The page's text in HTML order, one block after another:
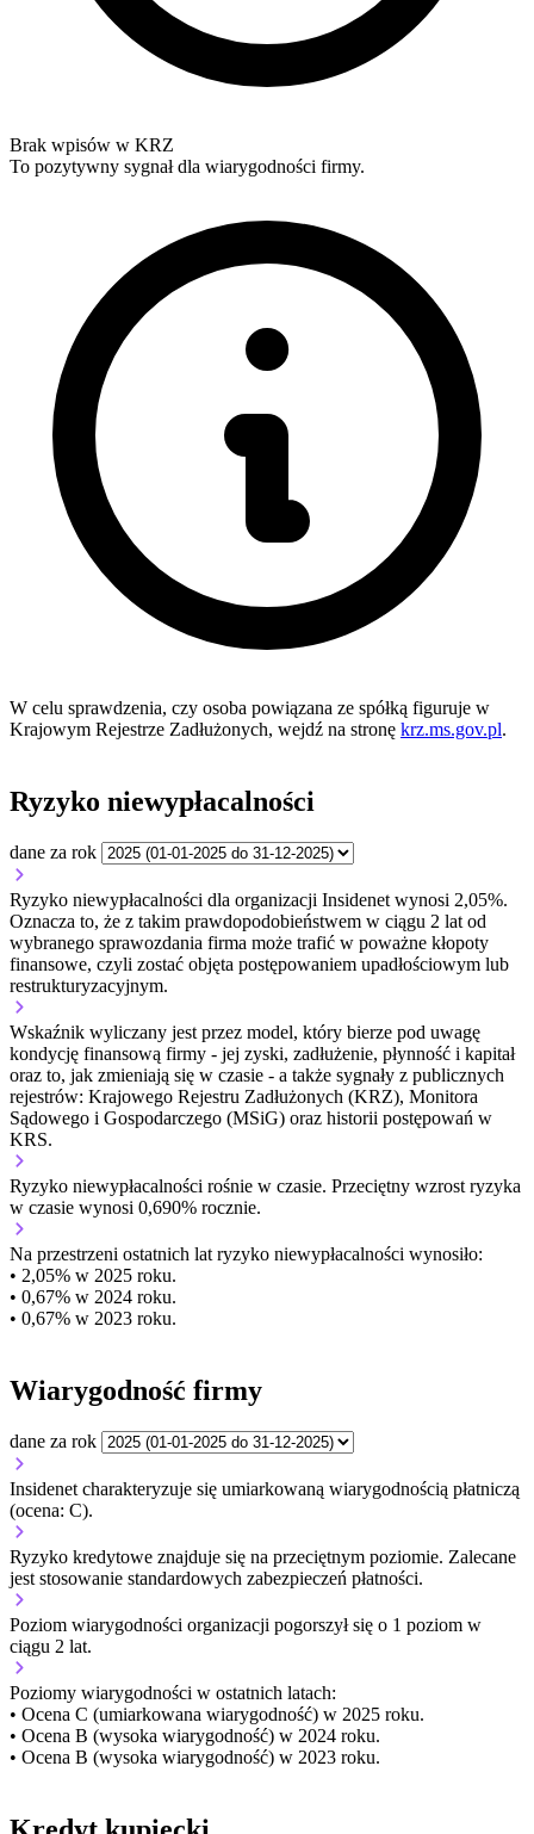
Brak wpisów w KRZ
To pozytywny sygnał dla wiarygodności firmy.
W celu sprawdzenia, czy osoba powiązana ze spółką figuruje w
Krajowym Rejestrze Zadłużonych, wejdź na stronę krz.ms.gov.pl.
Ryzyko niewypłacalności
dane za rok
Ryzyko niewypłacalności dla organizacji Insidenet wynosi 2,05%.
Oznacza to, że z takim prawdopodobieństwem w ciągu 2 lat od
wybranego sprawozdania firma może trafić w poważne kłopoty
finansowe, czyli zostać objęta postępowaniem upadłościowym lub
restrukturyzacyjnym.
Wskaźnik wyliczany jest przez model, który bierze pod uwagę
kondycję finansową firmy - jej zyski, zadłużenie, płynność i kapitał
oraz to, jak zmieniają się w czasie - a także sygnały z publicznych
rejestrów: Krajowego Rejestru Zadłużonych (KRZ), Monitora
Sądowego i Gospodarczego (MSiG) oraz historii postępowań w
KRS.
Ryzyko niewypłacalności rośnie w czasie. Przeciętny wzrost ryzyka
w czasie wynosi 0,690% rocznie.
Na przestrzeni ostatnich lat ryzyko niewypłacalności wynosiło:
• 2,05% w 2025 roku.
• 0,67% w 2024 roku.
• 0,67% w 2023 roku.
Wiarygodność firmy
dane za rok
Insidenet charakteryzuje się umiarkowaną wiarygodnością płatniczą
(ocena: C).
Ryzyko kredytowe znajduje się na przeciętnym poziomie. Zalecane
jest stosowanie standardowych zabezpieczeń płatności.
Poziom wiarygodności organizacji pogorszył się o 1 poziom w
ciągu 2 lat.
Poziomy wiarygodności w ostatnich latach:
• Ocena C (umiarkowana wiarygodność) w 2025 roku.
• Ocena B (wysoka wiarygodność) w 2024 roku.
• Ocena B (wysoka wiarygodność) w 2023 roku.